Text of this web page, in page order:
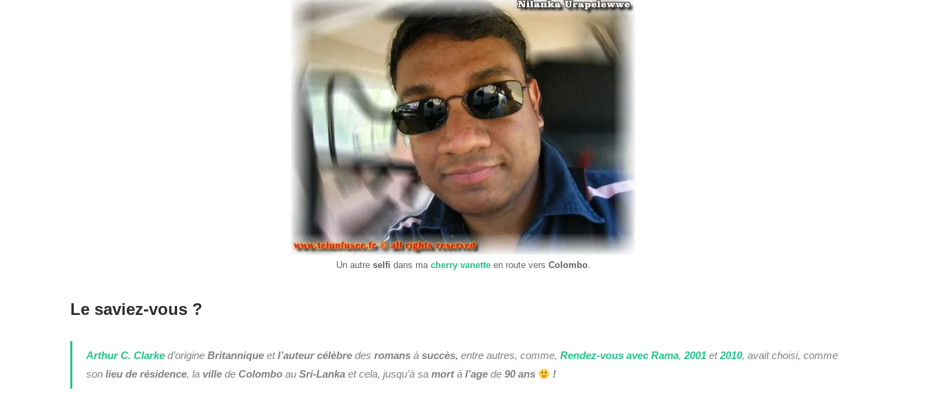
Un autre selfi dans ma cherry vanette en route vers Colombo.
Le saviez-vous ?
Arthur C. Clarked’origine Britanniqueetl’auteur célèbredes romansà succès, entre autres, comme, Rendez-vous avec Rama, 2001 et2010, avait choisi, comme
son lieu de résidence, la villede Colomboau Sri-Lankaet cela, jusqu’à sa mortà l’agede 90 ans !